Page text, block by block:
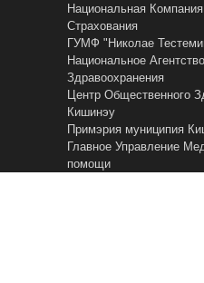
Национальная
Страхования
ГУМФ "Николае
Национальное
Здравоохранения
Центр Общественного
Кишинэу
Примэрия муниципия
Главное Управление
помощи